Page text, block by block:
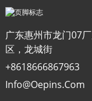
广东惠州市龙门07
区，龙城街
+8618666867963
Info@oepins.com